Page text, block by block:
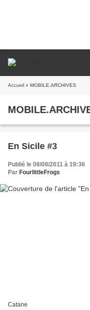
Accueil » MOBILE.ARCHIVES
En Sicile #3
Publié le 08/08/2011 à 19:36
Par FourlittleFrogs
Catane